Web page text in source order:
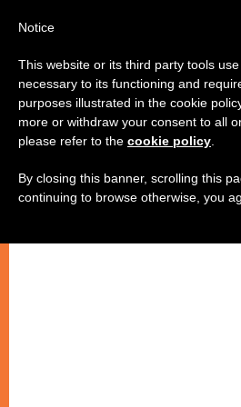
الكاردينال مولر
يعيّن عميداً
Notice
This website or its third party tools
necessary to its functioning and
purposes illustrated in the cookie
more or withdraw your consent to all
please refer to the cookie policy
By closing this banner, scrolling this
continuing to browse otherwise, you